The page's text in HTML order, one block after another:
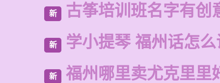
新 古筝培训班名字有创
新 学小提琴 福州话怎
新 福州哪里卖尤克里里